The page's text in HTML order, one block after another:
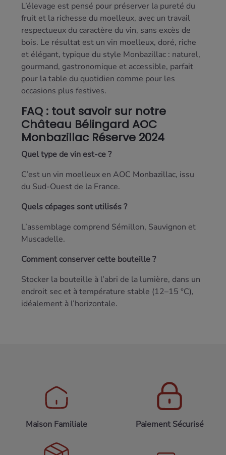
L’élevage est pensé pour préserver la pureté du
fruit et la richesse du moelleux, avec un travail
respectueux du caractère du vin, sans excès de
bois. Le résultat est un vin moelleux, doré, riche
et élégant, typique du style Monbazillac : naturel,
gourmand, gastronomique et accessible, parfait
pour la table du quotidien comme pour les
occasions plus festives.
FAQ : tout savoir sur notre
Château Bélingard AOC
Monbazillac Réserve 2024
Quel type de vin est-ce ?
C’est un vin moelleux en AOC Monbazillac, issu
du Sud-Ouest de la France.
Quels cépages sont utilisés ?
L’assemblage comprend Sémillon, Sauvignon et
Muscadelle.
Comment conserver cette bouteille ?
Stocker la bouteille à l’abri de la lumière, dans un
endroit sec et à température stable (12–15 °C),
idéalement à l’horizontale.
Maison Familiale Paiement Sécurisé